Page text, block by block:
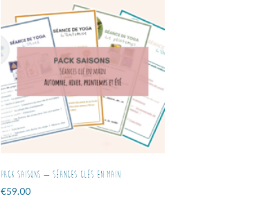
Pack saisons – Séances clés en main
€59.00